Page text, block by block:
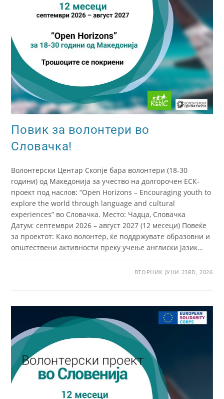
Повик за волонтери во
Словачка!
Волонтерски Центар Скопје бара волонтери (18-30
години) од Македонија за учество на долгорочен ЕСК-
проект под наслов: “Open Horizons – Encouraging youth to
explore the world through language and cultural
experiences” во Словачка. Место: Чадца, Словачка
Датум: септември 2026 – август 2027 (12 месеци) Повеќе
за проектот: Како волонтер, ќе поддржувате образовни и
општествени активности преку учење англиски јазик…
ВТОРНИК ЈУНИ 23RD, 2026